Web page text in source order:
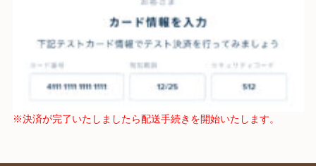
※決済が完了いたしましたら配送手続きを開始いたします。